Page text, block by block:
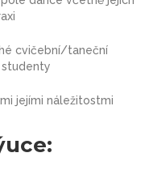
cvičební/taneční
jejími náležitostmi